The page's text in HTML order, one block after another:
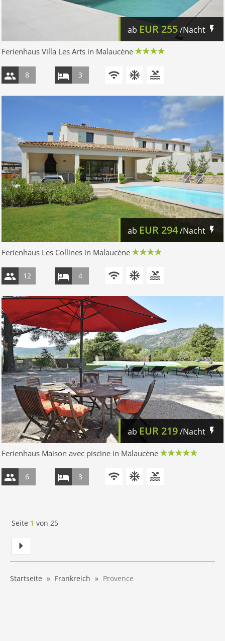
ab EUR255/Nacht
Ferienhaus Villa Les Arts in Malaucène
8 3
ab EUR 294/Nacht
Ferienhaus Les Collines in Malaucène
12 4
abEUR 219/Nacht
Ferienhaus Maison avec piscine in Malaucène
6 3
Seite 1 von 25
Startseite Frankreich Provence